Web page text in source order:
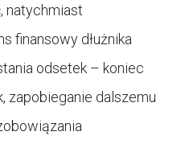
natychmiast
finansowy dłużnika
odsetek – koniec
zapobieganie dalszemu